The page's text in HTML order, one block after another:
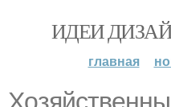
ИДЕИ
главная